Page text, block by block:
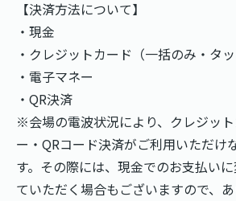
【決済方法について】
・現金
・クレジットカード（一括のみ・タッ
・電子マネー
・QR決済
※会場の電波状況により、クレジッ
ー・QRコード決済がご利用いただけ
す。その際には、現金でのお支払い
ていただく場合もございますので、